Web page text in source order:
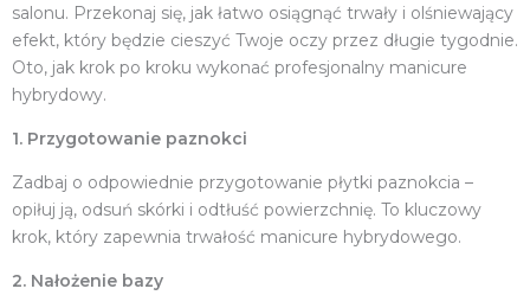
salonu. Przekonaj się, jak łatwo osiągnąć trwały i olśniewający
efekt, który będzie cieszyć Twoje oczy przez długie tygodnie.
Oto, jak krok po kroku wykonać profesjonalny manicure
hybrydowy.
1. Przygotowanie paznokci
Zadbaj o odpowiednie przygotowanie płytki paznokcia –
opiłuj ją, odsuń skórki i odtłuść powierzchnię. To kluczowy
krok, który zapewnia trwałość manicure hybrydowego.
2. Nałożenie bazy